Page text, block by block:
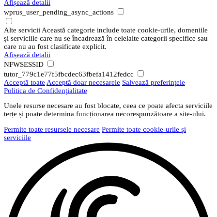
Afișează detalii
wprus_user_pending_async_actions
Alte servicii Această categorie include toate cookie-urile, domeniile
și serviciile care nu se încadrează în celelalte categorii specifice sau
care nu au fost clasificate explicit.
Afișează detalii
NFWSESSID
tutor_779c1e77f5fbcdec63fbefa1412fedcc
Acceptă toate Acceptă doar necesarele Salvează preferințele
Politica de Confidențialitate
Unele resurse necesare au fost blocate, ceea ce poate afecta serviciile
terțe și poate determina funcționarea necorespunzătoare a site-ului.
Permite toate resursele necesare Permite toate cookie-urile și
serviciile